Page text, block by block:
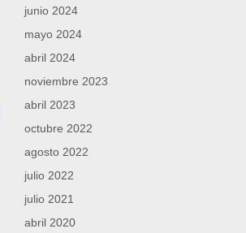
junio 2024
mayo 2024
abril 2024
noviembre 2023
abril 2023
octubre 2022
agosto 2022
julio 2022
julio 2021
abril 2020